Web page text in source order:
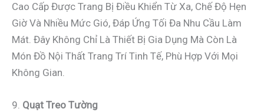
Cao Cấp Được Trang Bị Điều Khiển Từ Xa, Chế Độ Hẹn
Giờ Và Nhiều Mức Gió, Đáp Ứng Tối Đa Nhu Cầu Làm
Mát. Đây Không Chỉ Là Thiết Bị Gia Dụng Mà Còn Là
Món Đồ Nội Thất Trang Trí Tinh Tế, Phù Hợp Với Mọi
Không Gian.
9. Quạt Treo Tường